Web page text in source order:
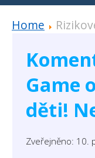
Home
Game
děti!
Zveřejněno: 10.